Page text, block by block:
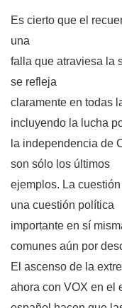
Es cierto que el
una
falla que atraviesa la
se refleja
claramente en todas
incluyendo la lucha
la independencia de
son sólo los últimos
ejemplos. La
una cuestión política
importante en sí
comunes aún por
El ascenso de la
ahora con VOX en el